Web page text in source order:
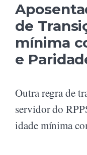
de
mínima
e
Outra regra de
servidor do
idade mínima